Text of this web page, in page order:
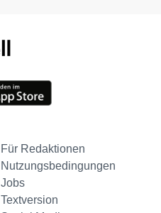
Für Redaktionen
Nutzungsbedingungen
Jobs
Textversion